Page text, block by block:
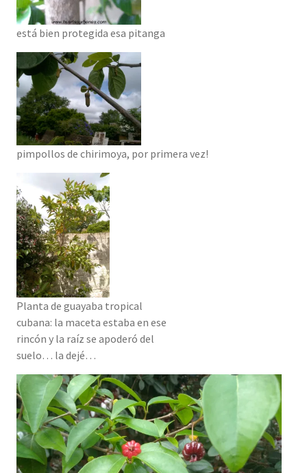
está bien protegida esa pitanga
pimpollos de chirimoya, por primera vez!
Planta de guayaba tropical
cubana: la maceta estaba en ese
rincón y la raíz se apoderó del
suelo… la dejé…